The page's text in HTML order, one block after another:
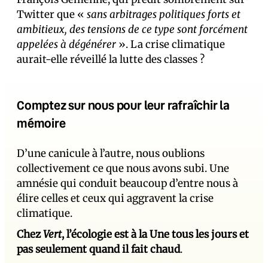
Twitter que « sans arbitrages politiques forts et
ambitieux, des tensions de ce type sont forcément
appelées à dégénérer ». La crise climatique
aurait-elle réveillé la lutte des classes ?
Comptez sur nous pour leur rafraîchir la
mémoire
D’une canicule à l’autre, nous oublions
collectivement ce que nous avons subi. Une
amnésie qui conduit beaucoup d’entre nous à
élire celles et ceux qui aggravent la crise
climatique.
ChezVert, l’écologie est à la Une tous les jours et
pas seulement quand il fait chaud.